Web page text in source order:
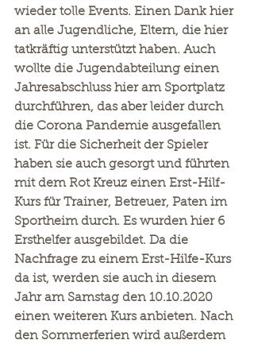
wieder tolle Events. Einen Dank hier
an alle Jugendliche, Eltern, die hier
tatkräftig unterstützt haben. Auch
wollte die Jugendabteilung einen
Jahresabschluss hier am Sportplatz
durchführen, das aber leider durch
die Corona Pandemie ausgefallen
ist. Für die Sicherheit der Spieler
haben sie auch gesorgt und führten
mit dem Rot Kreuz einen Erst-Hilf-
Kurs für Trainer, Betreuer, Paten im
Sportheim durch. Es wurden hier 6
Ersthelfer ausgebildet. Da die
Nachfrage zu einem Erst-Hilfe-Kurs
da ist, werden sie auch in diesem
Jahr am Samstag den 10.10.2020
einen weiteren Kurs anbieten. Nach
den Sommerferien wird außerdem